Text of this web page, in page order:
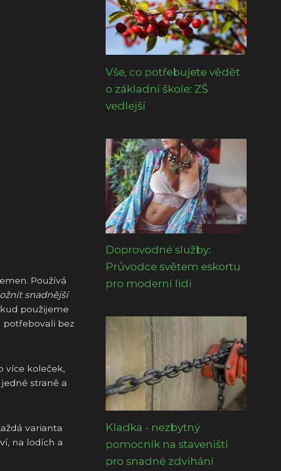
Používá
snadnější
použijeme
bez
více koleček,
straně a
varianta
na lodích a
Vše, co potřebujete vědět
o základní škole: ZŠ
vedlejší
Doprovodné služby:
Průvodce světem eskortu
pro moderní lidi
Kladka - nezbytný
pomocník na staveništi
pro snadné zdvihání